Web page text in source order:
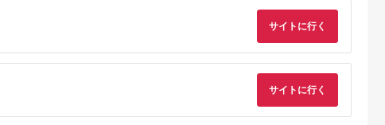
サイトに行く
サイトに行く